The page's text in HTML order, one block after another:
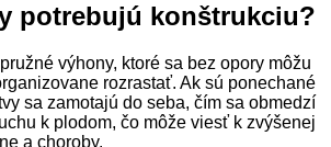
potrebujú konštrukciu?
výhony, ktoré sa bez opory môžu
rozrastať. Ak sú ponechané
sa zamotajú do seba, čím sa obmedzí
k plodom, čo môže viesť k zvýšenej
a choroby.